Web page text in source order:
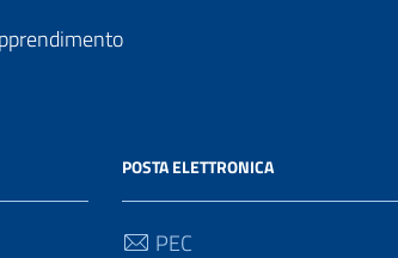
POSTA ELETTRONICA
PEC